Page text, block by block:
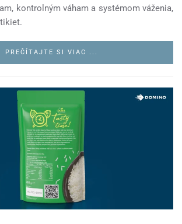
kontrolným váham a systémom váženia,
PREČÍTAJTE SI VIAC ...